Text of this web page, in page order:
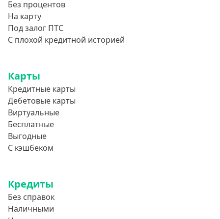
Без процентов
На карту
Под залог ПТС
С плохой кредитной историей
Карты
Кредитные карты
Дебетовые карты
Виртуальные
Бесплатные
Выгодные
С кэшбеком
Кредиты
Без справок
Наличными